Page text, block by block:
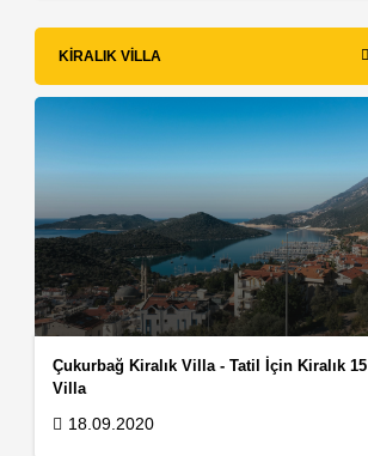
KIRALIK VILLA
Çukurbağ Kiralık Villa - Tatil İçin Kiralık 15
Villa
18.09.2020